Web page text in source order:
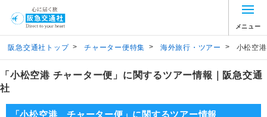
メニュー
阪急交通社トップ > チャーター便特集 > 海外旅行・ツアー > 小松空
「小松空港 チャーター便」に関するツアー情報｜阪急交通
社
「小松空港 チャーター便」に関するツアー情報